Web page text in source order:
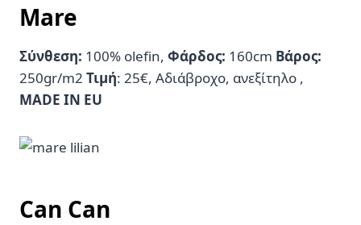
Mare
Σύνθεση: 100% olefin, Φάρδος: 160cm Βάρος:
250gr/m2 Τιμή: 25€, Αδιάβροχο, ανεξίτηλο ,
MADE IN EU
Can Can